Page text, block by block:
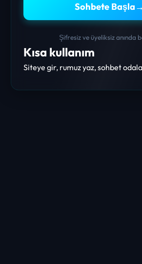
Sohbete Başla→
Şifresiz ve üyeliksiz anında
Kısa kullanım
Siteye gir, rumuz yaz, sohbet